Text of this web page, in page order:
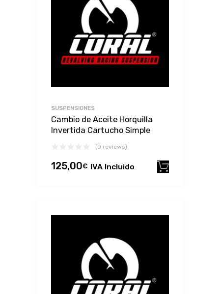
SUSPENSIONES
Cambio de Aceite Horquilla
Invertida Cartucho Simple
(0 reviews)
125,00€ IVA Incluido